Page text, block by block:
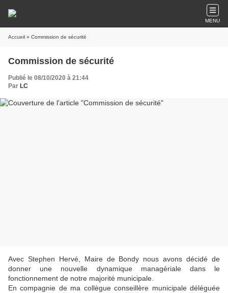
MENU
Accueil » Commission de sécurité
Commission de sécurité
Publié le 08/10/2020 à 21:44
Par LC
Avec Stephen Hervé, Maire de Bondy nous avons décidé de
donner une nouvelle dynamique managériale dans le
fonctionnement de notre majorité municipale.
En compagnie de ma collègue conseillère municipale déléguée